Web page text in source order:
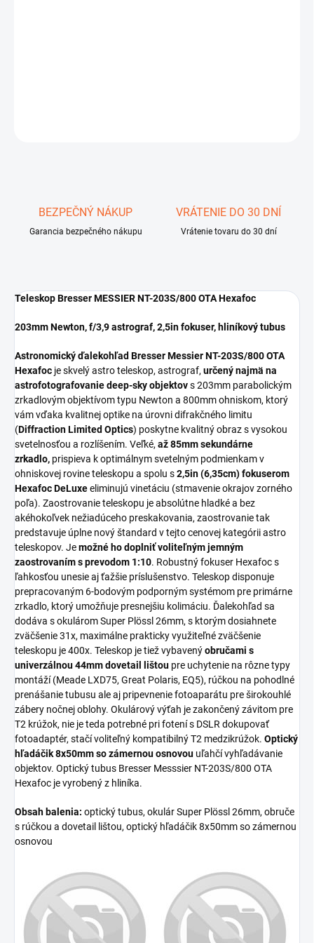
BEZPEČNÝ NÁKUP
Garancia bezpečného nákupu
VRÁTENIE DO 30 DNÍ
Vrátenie tovaru do 30 dní
Teleskop Bresser MESSIER NT-203S/800 OTA Hexafoc
203mm Newton, f/3,9 astrograf, 2,5in fokuser, hliníkový tubus
Astronomický ďalekohľad Bresser Messier NT-203S/800 OTA
Hexafoc je skvelý astro teleskop, astrograf, určený najmä na
astrofotografovanie deep-sky objektovs 203mm parabolickým
zrkadlovým objektívom typu Newton a 800mm ohniskom, ktorý
vám vďaka kvalitnej optike na úrovni difrakčného limitu
(Diffraction Limited Optics) poskytne kvalitný obraz s vysokou
svetelnosťou a rozlíšením. Veľké, až 85mm sekundárne
zrkadlo, prispieva k optimálnym svetelným podmienkam v
ohniskovej rovine teleskopu a spolu s2,5in (6,35cm) fokuserom
Hexafoc DeLuxeeliminujú vinetáciu (stmavenie okrajov zorného
poľa). Zaostrovanie teleskopu je absolútne hladké a bez
akéhokoľvek nežiadúceho preskakovania, zaostrovanie tak
predstavuje úplne nový štandard v tejto cenovej kategórii astro
teleskopov. Jemožné ho doplniť voliteľným jemným
zaostrovaním s prevodom 1:10. Robustný fokuser Hexafoc s
ľahkosťou unesie aj ťažšie príslušenstvo. Teleskop disponuje
prepracovaným 6-bodovým podporným systémom pre primárne
zrkadlo, ktorý umožňuje presnejšiu kolimáciu. Ďalekohľad sa
dodáva s okulárom Super Plössl 26mm, s ktorým dosiahnete
zväčšenie 31x, maximálne prakticky využiteľné zväčšenie
teleskopu je 400x. Teleskop je tiež vybavenýobručami s
univerzálnou 44mm dovetail lištou pre uchytenie na rôzne typy
montáží (Meade LXD75, Great Polaris, EQ5), rúčkou na pohodlné
prenášanie tubusu ale aj pripevnenie fotoaparátu pre širokouhlé
zábery nočnej oblohy. Okulárový výťah je zakončený závitom pre
T2 krúžok, nie je teda potrebné pri fotení s DSLR dokupovať
fotoadaptér, stačí voliteľný kompatibilný T2 medzikrúžok. Optický
hľadáčik 8x50mm so zámernou osnovou uľahčí vyhľadávanie
objektov. Optický tubus Bresser Messsier NT-203S/800 OTA
Hexafoc je vyrobený z hliníka.
Obsah balenia: optický tubus, okulár Super Plössl 26mm, obruče
s rúčkou a dovetail lištou, optický hľadáčik 8x50mm so zámernou
osnovou